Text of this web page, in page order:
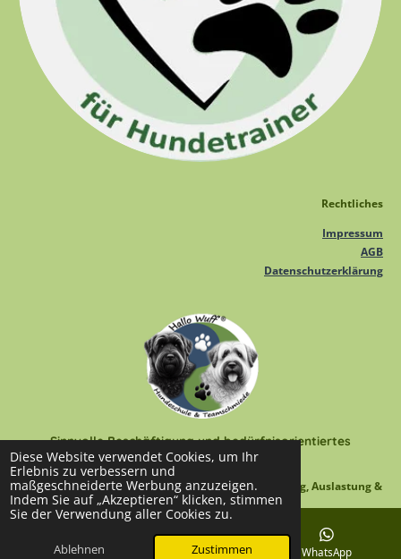
Diese Website verwendet Cookies, um Ihr
Erlebnis zu verbessern und
maßgeschneiderte Werbung anzuzeigen.
Indem Sie auf „Akzeptieren“ klicken, stimmen
Sie der Verwendung aller Cookies zu.
Ablehnen Zustimmen
Rechtliches
Impressum
AGB
Datenschutzerklärung
Sinnvolle Beschäftigung und bedürfnisorientiertes
Hundetraining für deinen Hund
Hallo Wuff - Hundeschule & Teamschmiede * Training, Auslastung &
Beschäftigung in Balance
Mobile Hundeschule im Kreis Saarlouis - Nalbach - Saarwellingen -
Hülzweiler - Ensdorf - Fraulautern - Saarlouis - Felsberg - Beaumarais -
E-Mail Facebook WhatsApp